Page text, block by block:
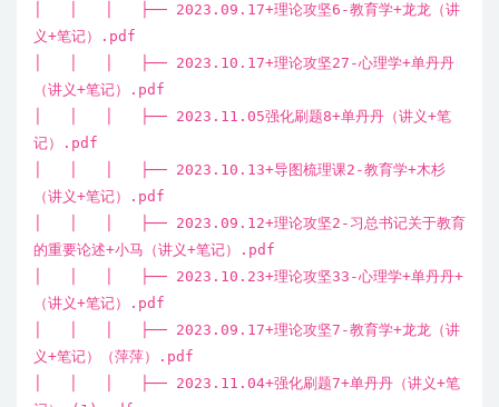
│ │ │ ├── 2023.09.17+理论攻坚6-教育学+龙龙（讲
义+笔记）.pdf
│ │ │ ├── 2023.10.17+理论攻坚27-心理学+单丹丹
（讲义+笔记）.pdf
│ │ │ ├── 2023.11.05强化刷题8+单丹丹（讲义+笔
记）.pdf
│ │ │ ├── 2023.10.13+导图梳理课2-教育学+木杉
（讲义+笔记）.pdf
│ │ │ ├── 2023.09.12+理论攻坚2-习总书记关于教育
的重要论述+小马（讲义+笔记）.pdf
│ │ │ ├── 2023.10.23+理论攻坚33-心理学+单丹丹+
（讲义+笔记）.pdf
│ │ │ ├── 2023.09.17+理论攻坚7-教育学+龙龙（讲
义+笔记）（萍萍）.pdf
│ │ │ ├── 2023.11.04+强化刷题7+单丹丹（讲义+笔